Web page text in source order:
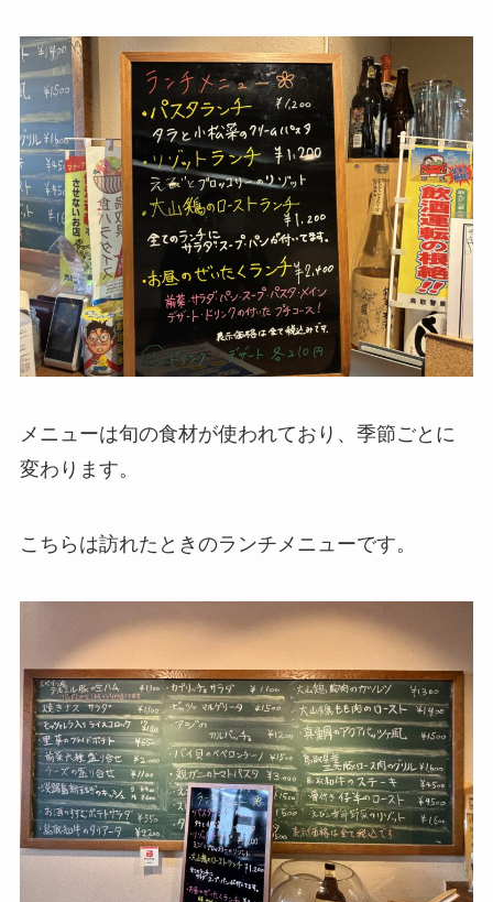
メニューは旬の食材が使われており、季節ごとに
変わります。
こちらは訪れたときのランチメニューです。